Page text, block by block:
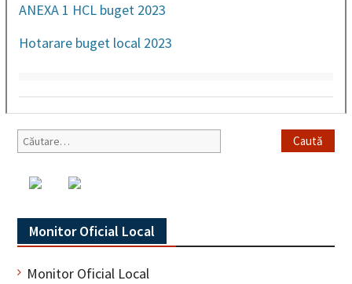
ANEXA 1 HCL buget 2023
Hotarare buget local 2023
Monitor Oficial Local
Monitor Oficial Local